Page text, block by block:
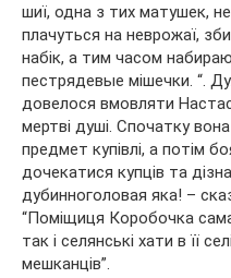
шиї, одна з тих матушек,
плачуться на неврожаї,
набік, а тим часом
пестрядевые мішечки. “.
довелося вмовляти
мертві душі. Спочатку
предмет купівлі, а потім
дочекатися купців та
дубинноголовая яка! –
“Поміщиця Коробочка
так і селянські хати в її
мешканців”.